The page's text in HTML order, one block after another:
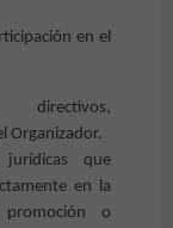
en el
Organizador.
que
en la
promoción o